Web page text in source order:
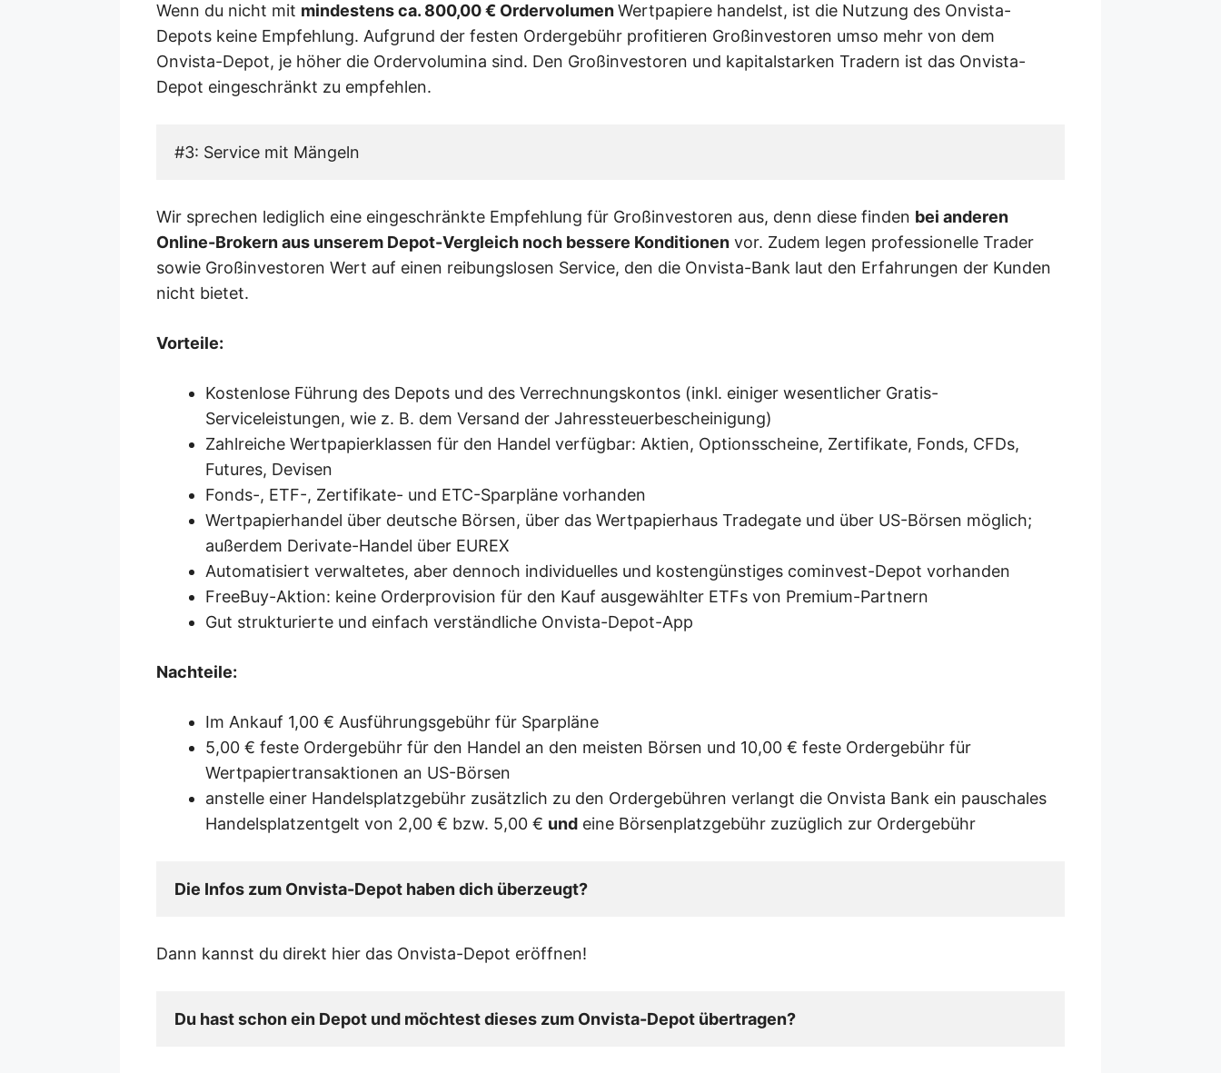
Wenn du nicht mit mindestens ca. 800,00 € OrdervolumenWertpapiere handelst, ist die Nutzung des Onvista-
Depots keine Empfehlung. Aufgrund der festen Ordergebühr profitieren Großinvestoren umso mehr von dem
Onvista-Depot, je höher die Ordervolumina sind. Den Großinvestoren und kapitalstarken Tradern ist das Onvista-
Depot eingeschränkt zu empfehlen.
#3: Service mit Mängeln
Wir sprechen lediglich eine eingeschränkte Empfehlung für Großinvestoren aus, denn diese finden bei anderen
Online-Brokern aus unserem Depot-Vergleich noch bessere Konditionen vor. Zudem legen professionelle Trader
sowie Großinvestoren Wert auf einen reibungslosen Service, den die Onvista-Bank laut den Erfahrungen der Kunden
nicht bietet.
Vorteile:
Kostenlose Führung des Depots und des Verrechnungskontos (inkl. einiger wesentlicher Gratis-
Serviceleistungen, wie z. B. dem Versand der Jahressteuerbescheinigung)
Zahlreiche Wertpapierklassen für den Handel verfügbar: Aktien, Optionsscheine, Zertifikate, Fonds, CFDs,
Futures, Devisen
Fonds-, ETF-, Zertifikate- und ETC-Sparpläne vorhanden
Wertpapierhandel über deutsche Börsen, über das Wertpapierhaus Tradegate und über US-Börsen möglich;
außerdem Derivate-Handel über EUREX
Automatisiert verwaltetes, aber dennoch individuelles und kostengünstiges cominvest-Depot vorhanden
FreeBuy-Aktion: keine Orderprovision für den Kauf ausgewählter ETFs von Premium-Partnern
Gut strukturierte und einfach verständliche Onvista-Depot-App
Nachteile:
Im Ankauf 1,00 € Ausführungsgebühr für Sparpläne
5,00 € feste Ordergebühr für den Handel an den meisten Börsen und 10,00 € feste Ordergebühr für
Wertpapiertransaktionen an US-Börsen
anstelle einer Handelsplatzgebühr zusätzlich zu den Ordergebühren verlangt die Onvista Bank ein pauschales
Handelsplatzentgelt von 2,00 € bzw. 5,00 € und eine Börsenplatzgebühr zuzüglich zur Ordergebühr
Die Infos zum Onvista-Depot haben dich überzeugt?
Dann kannst du direkt hier das Onvista-Depot eröffnen!
Du hast schon ein Depot und möchtest dieses zum Onvista-Depot übertragen?